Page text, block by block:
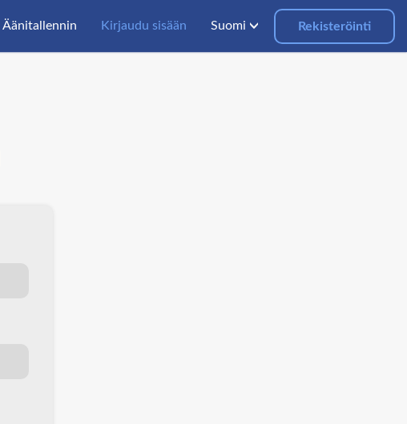
Äänitallennin Kirjaudu sisään Suomi Rekisteröinti